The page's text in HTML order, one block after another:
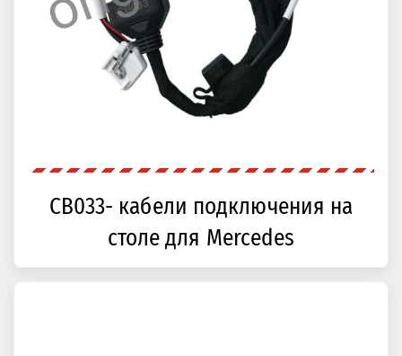
CB033- кабели подключения на
столе для Mercedes